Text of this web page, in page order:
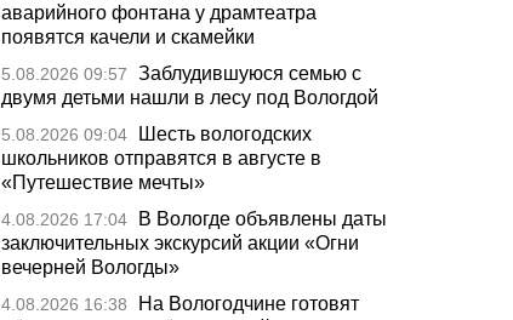
аварийного фонтана у драмтеатра
появятся качели и скамейки
5.08.2026 09:57
Заблудившуюся семью с
двумя детьми нашли в лесу под Вологдой
5.08.2026 09:04
Шесть вологодских
школьников отправятся в августе в
«Путешествие мечты»
4.08.2026 17:04
В Вологде объявлены даты
заключительных экскурсий акции «Огни
вечерней Вологды»
4.08.2026 16:38
На Вологодчине готовят